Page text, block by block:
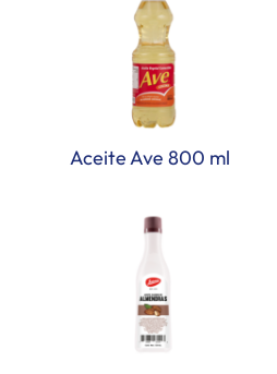
Aceite Ave 800 ml